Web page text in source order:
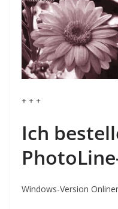
+ + +
Ich
Windows-Version